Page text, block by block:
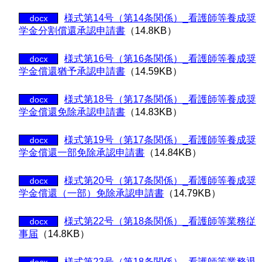
docx
様式第14号（第14条関係）_看護師等養成奨
学金分割償還承認申請書 （14.8KB）
docx
様式第16号（第16条関係）_看護師等養成奨
学金償還猶予承認申請書 （14.59KB）
docx
様式第18号（第17条関係）_看護師等養成奨
学金償還免除承認申請書 （14.83KB）
docx
様式第19号（第17条関係）_看護師等養成奨
学金償還一部免除承認申請書 （14.84KB）
docx
様式第20号（第17条関係）_看護師等養成奨
学金償還（一部）免除承認申請書 （14.79KB）
docx
様式第22号（第18条関係）_看護師等業務従
事届 （14.8KB）